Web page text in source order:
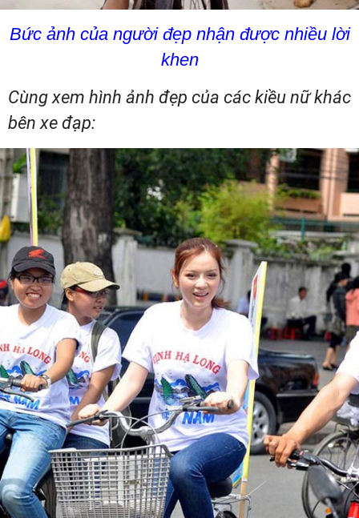
Bức ảnh của người đẹp nhận được nhiều lời
khen
Cùng xem hình ảnh đẹp của các kiều nữ khác
bên xe đạp: